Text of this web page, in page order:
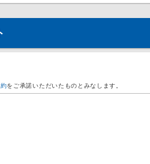
をご承諾いただいたものとみなします。